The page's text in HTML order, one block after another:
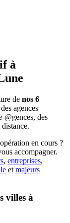
à
de nos 6
agences
@gences, des
en cours ?
accompagner.
, entreprises,
et majeurs
villes à